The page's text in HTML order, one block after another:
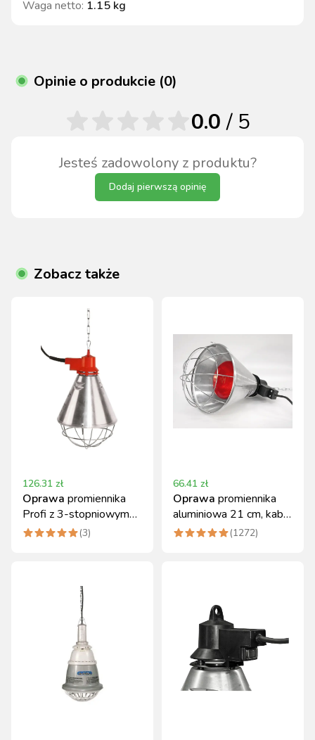
Waga netto: 1.15 kg
Opinie o produkcie (0)
Jesteś zadowolony z produktu?
Dodaj pierwszą opinię
0.0/ 5
Zobacz także
126.31 zł
Oprawa promiennika
Profi z 3-stopniowym
przełącznikiem mocy,
(3)
66.41 zł
Oprawa promiennika
aluminiowa 21 cm, kabel
2,5 m, 220-240 V Kerbl
(1272)